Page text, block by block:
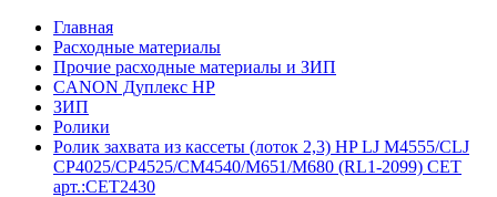
Главная
Расходные материалы
Прочие расходные материалы и ЗИП
CANON Дуплекс HP
ЗИП
Ролики
Ролик захвата из кассеты (лоток 2,3) HP LJ M4555/CLJ
CP4025/CP4525/CM4540/M651/M680 (RL1-2099) CET
арт.:CET2430